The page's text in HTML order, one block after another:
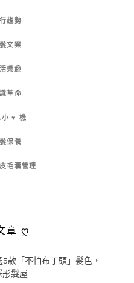
趨勢
文案
樂趣
革命
♥ 機
保養
毛囊管理
章 ღ
5款「不怕布丁頭」髮色，
彤髮屋